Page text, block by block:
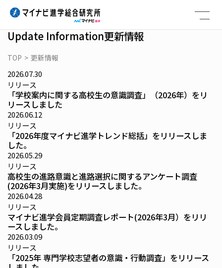
Update Information更新情報
TOP > 更新情報
2026.07.30
リリース
「学校案内に関する高校生の意識調査」（2026年）をリ
リースしました
2026.06.12
リリース
「2026年度マイナビ進学トレンド総括」をリリースしま
した。
2026.05.29
リリース
高校生の進路意識と進路選択に関するアンケート調査
(2026年3月実施)をリリースしました。
2026.04.28
リリース
マイナビ進学会員定期調査レポート(2026年3月）をリリ
ースしました。
2026.03.09
リリース
「2025年 専門学校志望者の意識・行動調査」をリリース